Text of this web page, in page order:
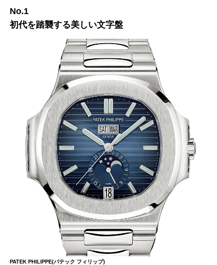
No.1
初代を踏襲する美しい文字盤
PATEK PHILIPPE(パテック フィリップ)